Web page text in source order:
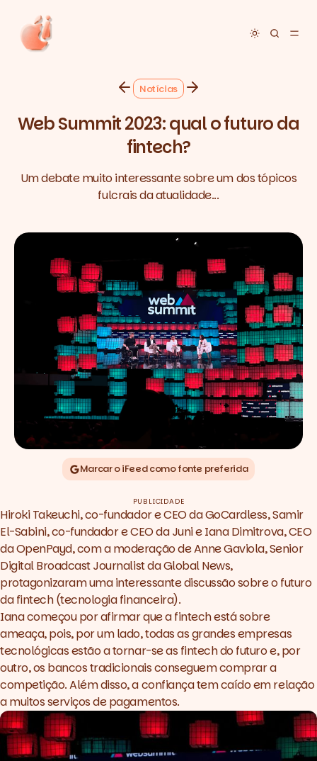
Toggle
Notícias
Web Summit 2023: qual o futuro da
fintech?
Um debate muito interessante sobre um dos tópicos
fulcrais da atualidade...
Marcar o iFeed como fonte preferida
PUBLICIDADE
Hiroki Takeuchi, co-fundador e CEO da GoCardless, Samir
El-Sabini, co-fundador e CEO da Juni e Iana Dimitrova, CEO
da OpenPayd, com a moderação de Anne Gaviola, Senior
Digital Broadcast Journalist da Global News,
protagonizaram uma interessante discussão sobre o futuro
dafintech(tecnologia financeira).
Iana começou por afirmar que a fintechestá sobre
ameaça, pois, por um lado, todas as grandes empresas
tecnológicas estão a tornar-se asfintechdo futuro e, por
outro, os bancos tradicionais conseguem comprar a
competição. Além disso, a confiança tem caído em relação
a muitos serviços de pagamentos.